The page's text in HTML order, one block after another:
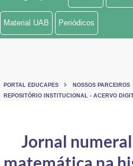
Ministério de Minas e Energia
Ministério do Turismo
Controladoria-Geral da União
Material UAB Periódicos
PORTAL EDUCAPES
NOSSOS PARCEIROS
REPOSITÓRIO INSTITUCIONAL - ACERVO
Jornal